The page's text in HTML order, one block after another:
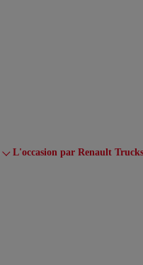
Toggle submenu
L'occasion par Renault Trucks